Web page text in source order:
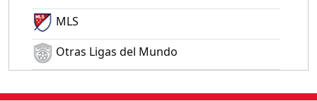
MLS
Otras Ligas del Mundo